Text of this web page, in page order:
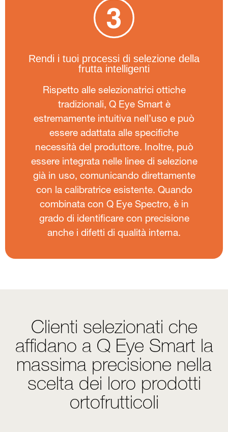
Rendi i tuoi processi di selezione della
frutta intelligenti
Rispetto alle selezionatrici ottiche
tradizionali, Q Eye Smart è
estremamente intuitiva nell’uso e può
essere adattata alle specifiche
necessità del produttore. Inoltre, può
essere integrata nelle linee di selezione
già in uso, comunicando direttamente
con la calibratrice esistente. Quando
combinata con Q Eye Spectro, è in
grado di identificare con precisione
anche i difetti di qualità interna.
Clienti selezionati che
affidano a Q Eye Smart la
massima precisione nella
scelta dei loro prodotti
ortofrutticoli